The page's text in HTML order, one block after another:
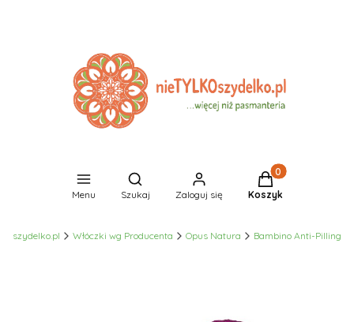
Menu
Otwórz wyszukiwarkę
Szukaj Zaloguj się
Produkty w
Koszyk
Włóczki wg Producenta Opus Natura Bambino Anti-Pilling